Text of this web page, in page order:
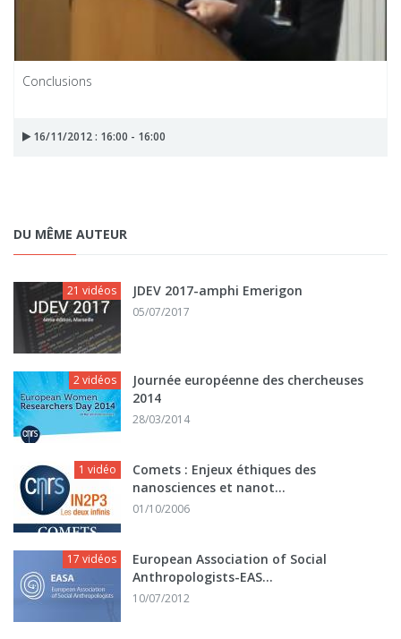
Conclusions
16/11/2012 : 16:00 - 16:00
DU MÊME AUTEUR
21 vidéos JDEV 2017-amphi Emerigon
05/07/2017
2 vidéos
Journée européenne des chercheuses
2014
28/03/2014
1 vidéo
Comets : Enjeux éthiques des
nanosciences et nanot...
01/10/2006
17 vidéos
European Association of Social
Anthropologists-EAS...
10/07/2012